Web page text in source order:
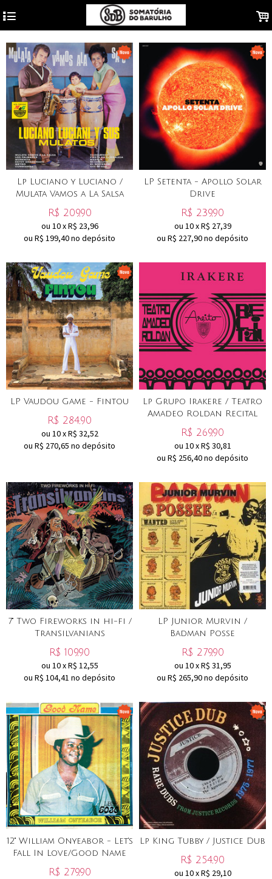
4 .
Lp Luciano y Luciano /
Mulata Vamos a La Salsa
R$ 209,90
ou 10xR$ 23,96
ou R$ 199,40no depósito
LP Setenta - Apollo Solar
Drive
R$ 239,90
ou 10xR$ 27,39
ou R$ 227,90no depósito
LP Vaudou Game - Fintou
R$ 284,90
ou 10xR$ 32,52
ou R$ 270,65 no depósito
Lp Grupo Irakere / Teatro
Amadeo Roldan Recital
R$ 269,90
ou 10xR$ 30,81
ou R$ 256,40no depósito
7" Two Fireworks in hi-fi /
Transilvanians
R$ 109,90
ou 10xR$ 12,55
ou R$ 104,41 no depósito
LP Junior Murvin /
Badman Posse
R$ 279,90
ou 10xR$ 31,95
ou R$ 265,90no depósito
12" William Onyeabor - Let's
Fall In Love/Good Name
R$ 279,90
Lp King Tubby / Justice Dub
R$ 254,90
ou 10xR$ 29,10